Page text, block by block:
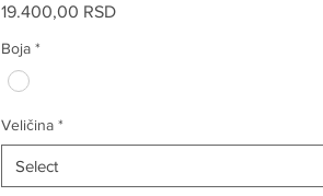
19.400,00 RSDPrice
Boja *
Veličina *
Select